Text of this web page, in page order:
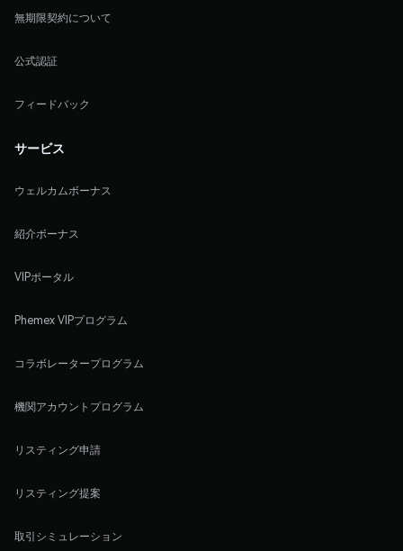
無期限契約について
公式認証
フィードバック
サービス
ウェルカムボーナス
紹介ボーナス
VIPポータル
Phemex VIPプログラム
コラボレータープログラム
機関アカウントプログラム
リスティング申請
リスティング提案
取引シミュレーション